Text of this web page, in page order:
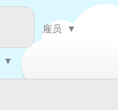
▼
雇员 ▼